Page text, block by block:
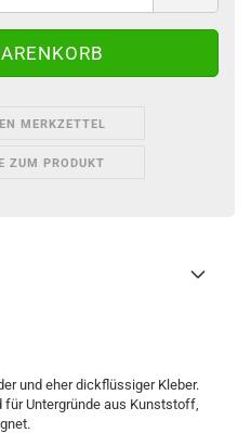
MERKZETTEL
ZUM PRODUKT
und eher dickflüssiger Kleber.
Untergründe aus Kunststoff,